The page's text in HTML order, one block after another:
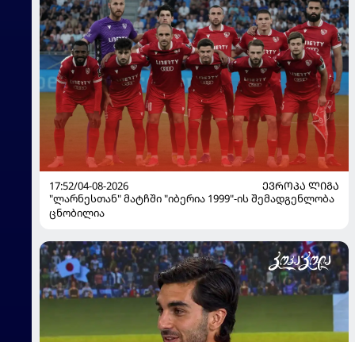
17:52/04-08-2026
ᲔᲕᲠᲝᲞᲐ ᲚᲘᲒᲐ
"ლარნესთან" მატჩში "იბერია 1999"-ის შემადგენლობა
ცნობილია